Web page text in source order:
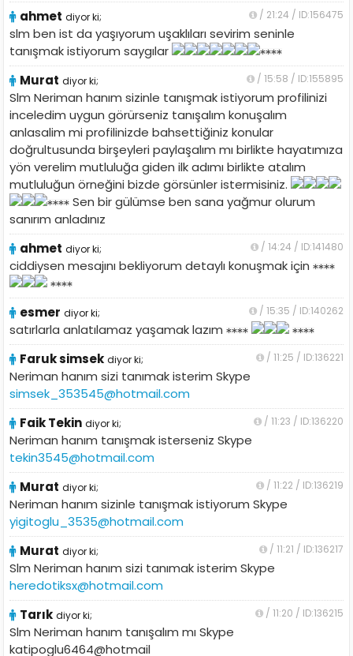
ahmet diyor ki; / 21:24 / ID:156475
slm ben ist da yaşıyorum uşaklıları sevirim seninle
tanışmak istiyorum saygılar
Murat diyor ki; / 15:58 / ID:155895
Slm Neriman hanım sizinle tanışmak istiyorum profilinizi
inceledim uygun görürseniz tanışalım konuşalım
anlasalim mi profilinizde bahsettiğiniz konular
doğrultusunda birşeyleri paylaşalım mı birlikte hayatımıza
yön verelim mutluluğa giden ilk adımı birlikte atalım
mutluluğun örneğini bizde görsünler istermisiniz.
Sen bir gülümse ben sana yağmur olurum
sanırım anladınız
ahmet diyor ki; / 14:24 / ID:141480
ciddiysen mesajını bekliyorum detaylı konuşmak için
esmer diyor ki; / 15:35 / ID:140262
satırlarla anlatılamaz yaşamak lazım
Faruk simsek diyor ki; / 11:25 / ID:136221
Neriman hanım sizi tanımak isterim Skype
simsek_353545@hotmail.com
Faik Tekin diyor ki; / 11:23 / ID:136220
Neriman hanım tanışmak isterseniz Skype
tekin3545@hotmail.com
Murat diyor ki; / 11:22 / ID:136219
Neriman hanım sizinle tanışmak istiyorum Skype
yigitoglu_3535@hotmail.com
Murat diyor ki; / 11:21 / ID:136217
Slm Neriman hanım sizi tanımak isterim Skype
heredotiksx@hotmail.com
Tarık diyor ki; / 11:20 / ID:136215
Slm Neriman hanım tanışalım mı Skype
katipoglu6464@hotmail